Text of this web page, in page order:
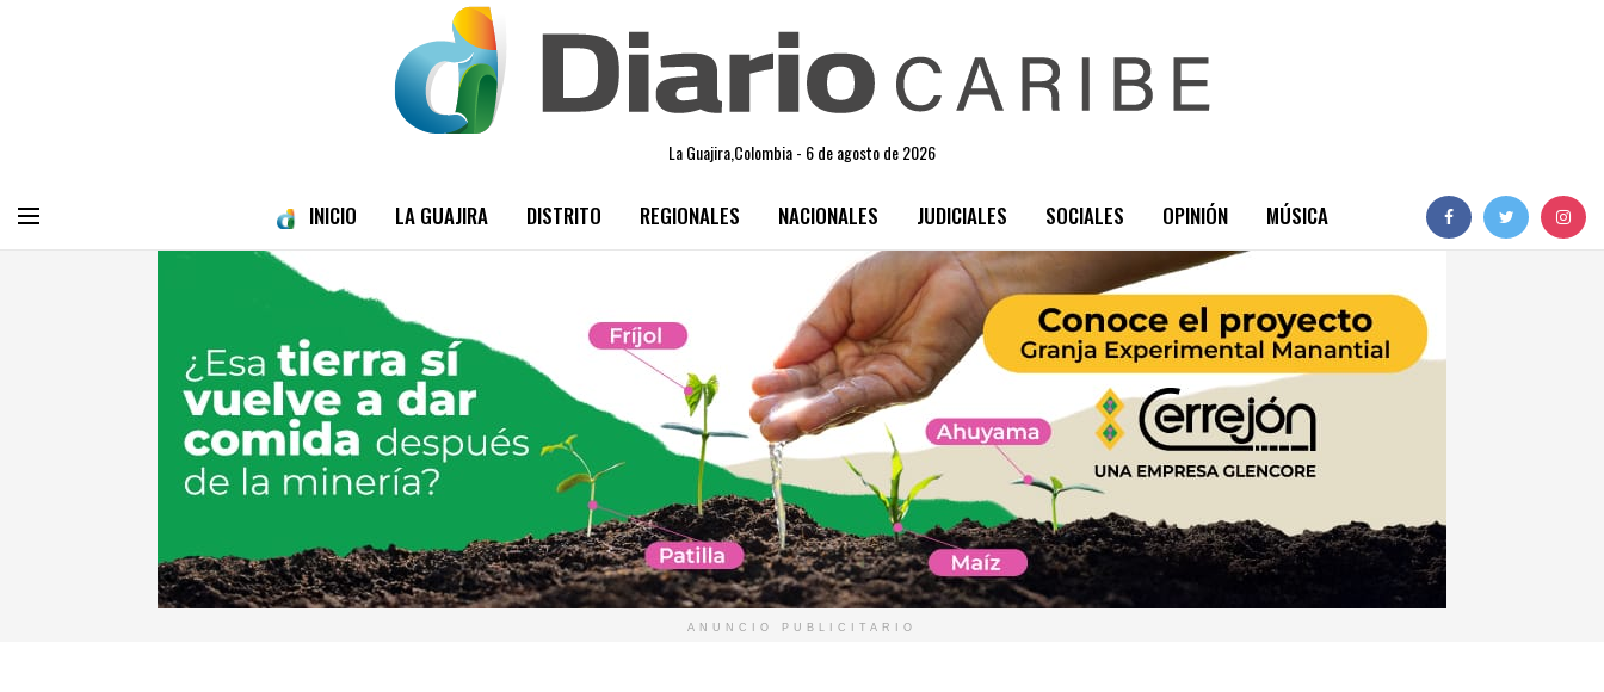
La Guajira,Colombia - 6 de agosto de 2026
INICIO LA GUAJIRA DISTRITO REGIONALES NACIONALES JUDICIALES SOCIALES OPINIÓN MÚSICA
ANUNCIO PUBLICITARIO